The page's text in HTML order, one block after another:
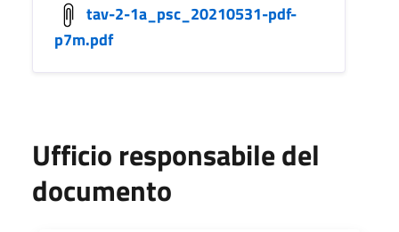
tav-2-1a_psc_20210531-pdf-
p7m.pdf
Ufficio responsabile del
documento